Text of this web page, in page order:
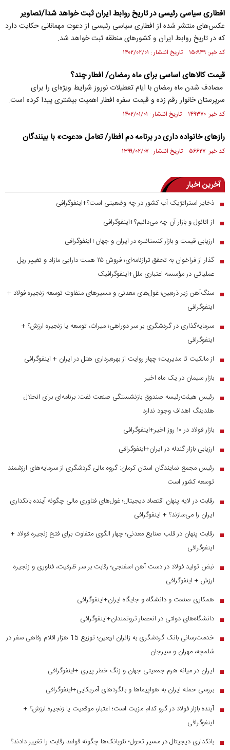
افطاری سیاسی رئیسی در تاریخ روابط ایران ثبت خواهد شد!/تصاویر
عکس‌های منتشر شده از افطاری سیاسی رئیسی از دعوت مهمانانی حکایت دارد
که در تاریخ روابط ایران و کشور‌های منطقه ثبت خواهد شد.
کد خبر: ۱۵۰۹۴۹ تاریخ انتشار : ۱۴۰۲/۰۲/۰۱
قیمت کالا‌های اساسی برای ماه رمضان/ افطار چند؟
مصادف شدن ماه رمضان با ایام تعطیلات نوروز شرایط ویژه‌ای را برای
سرپرستان خانوار رقم زده و قیمت سفره افطار اهمیت بیشتری پیدا کرده است.
کد خبر: ۱۴۹۳۷۰ تاریخ انتشار : ۱۴۰۲/۰۱/۰۱
رازهای خانواده داری در برنامه دم افطار/ تعامل «دعوت» با بینندگان
کد خبر: ۵۶۶۲۷ تاریخ انتشار : ۱۳۹۹/۰۲/۰۷
آخرین اخبار
■ ذخایر استراتژیک آب کشور در چه وضعیتی است؟+اینفوگرافی
■ از اتانول و بازار آن چه می‌دانیم؟+اینفوگرافی
■ ارزیابی قیمت و بازار کنستانتره در ایران و جهان+اینفوگرافی
■
گذار از فراخوان به تحقق ترازنامه‌ای؛ فروش ۲۵ همت دارایی مازاد و تغییر ریل
عملیاتی در مؤسسه اعتباری ملل+اینفوگرافیک
■ سنگ‌آهن زیر ذره‌بین؛ غول‌های معدنی و مسیر‌های متفاوت توسعه زنجیره فولاد +
اینفوگرافی
■ سرمایه‌گذاری در گردشگری بر سر دوراهی؛ میراث، توسعه یا زنجیره ارزش؟ +
اینفوگرافی
■ از مالکیت تا مدیریت؛ چهار روایت از بهره‌برداری هتل در ایران + اینفوگرافی
■ بازار سیمان در یک ماه اخیر
■
رئیس هیئت‌رئیسه صندوق بازنشستگی صنعت نفت: برنامه‌ای برای انحلال
هلدینگ اهداف وجود ندارد
■ بازار فولاد در ۱۰ روز اخیر+اینفوگرافی
■ ارزیابی بازار گندله در ایران+اینفوگرافی
■
رئیس مجمع نمایندگان استان کرمان: گروه مالی گردشگری از سرمایه‌های ارزشمند
توسعه کشور است
■
رقابت در لایه پنهان اقتصاد دیجیتال؛ غول‌های فناوری مالی چگونه آینده بانکداری
ایران را می‌سازند؟ + اینفوگرافی
■
رقابت پنهان در قلب صنایع معدنی؛ چهار الگوی متفاوت برای فتح زنجیره فولاد +
اینفوگرافی
■
نبض تولید فولاد در دست آهن اسفنجی؛ رقابت بر سر ظرفیت، فناوری و زنجیره
ارزش + اینفوگرافی
■ همکاری صنعت و دانشگاه و جایگاه ایران+اینفوگرافی
■ دانشگاه‌های دولتی در انحصار ثروتمندان+اینفوگرافی
■
خدمت‌رسانی بانک گردشگری به زائران اربعین؛ توزیع 15 هزار اقلام رفاهی سفر در
شلمچه، مهران و سیرجان
■ ایران در میانه هرم جمعیتی جهان و زنگ خطر پیری +اینفوگرافی
■ بررسی حمله ایران به هواپیماها و بالگردهای آمریکایی+اینفوگرافی
■ آینده بازار فولاد در گرو کدام مزیت است؛ اعتبار، موقعیت یا زنجیره ارزش؟ +
اینفوگرافی
■ بانکداری دیجیتال در مسیر تحول؛ نئوبانک‌ها چگونه قواعد رقابت را تغییر دادند؟